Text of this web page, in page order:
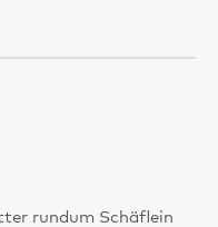
rundum Schäflein